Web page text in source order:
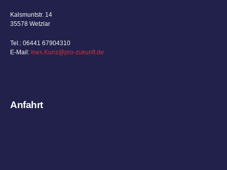
Kalsmuntstr. 14
35578 Wetzlar
Tel.: 06441 67904310
E-Mail: Ines.Kunz@pro-zukunft.de
Anfahrt